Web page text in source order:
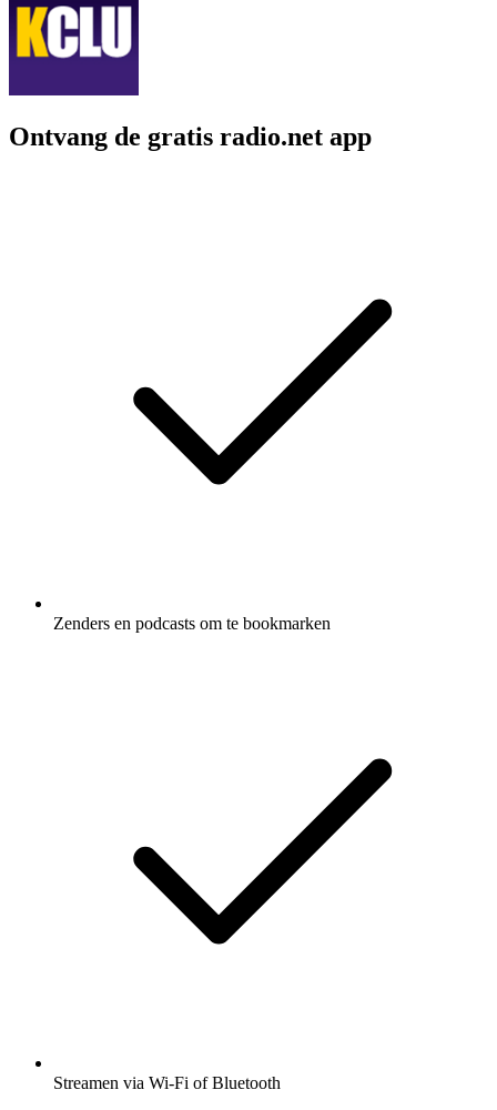
Ontvang de gratis radio.net app
Zenders en podcasts om te bookmarken
Streamen via Wi-Fi of Bluetooth